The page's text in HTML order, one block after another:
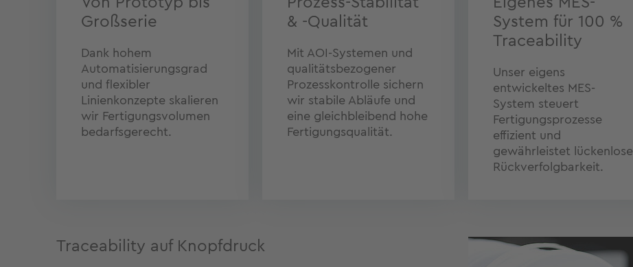
Großserie
Dank hohem
Automatisierungsgrad
und flexibler
Linienkonzepte skalieren
wir Fertigungsvolumen
bedarfsgerecht.
& -Qualität
Mit AOI-Systemen und
qualitätsbezogener
Prozesskontrolle sichern
wir stabile Abläufe und
eine gleichbleibend hohe
Fertigungsqualität.
System für 100 %
Traceability
Unser eigens
entwickeltes MES-
System steuert
Fertigungsprozesse
effizient und
gewährleistet lückenlose
Rückverfolgbarkeit.
Traceability auf Knopfdruck